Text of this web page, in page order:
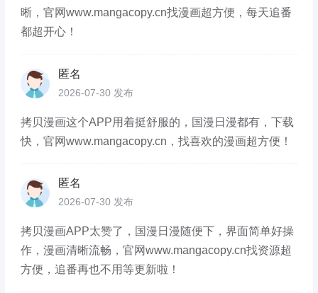
晰，官网www.mangacopy.cn找漫画超方便，每天追番
都超开心！
匿名
2026-07-30 发布
拷贝漫画这个APP用着挺舒服的，国漫日漫都有，下载
快，官网www.mangacopy.cn，找喜欢的漫画超方便！
匿名
2026-07-30 发布
拷贝漫画APP太赞了，国漫日漫随便下，界面简单好操
作，漫画清晰流畅，官网www.mangacopy.cn找资源超
方便，追番再也不用等更新啦！